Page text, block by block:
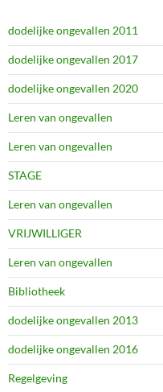
dodelijke ongevallen 2011
dodelijke ongevallen 2017
dodelijke ongevallen 2020
Leren van ongevallen
Leren van ongevallen
STAGE
Leren van ongevallen
VRIJWILLIGER
Leren van ongevallen
Bibliotheek
dodelijke ongevallen 2013
dodelijke ongevallen 2016
Regelgeving